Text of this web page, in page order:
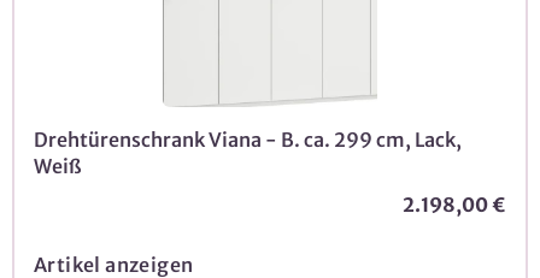
Drehtürenschrank Viana - B. ca. 299 cm, Lack,
Weiß
2.198,00 €
Artikel anzeigen